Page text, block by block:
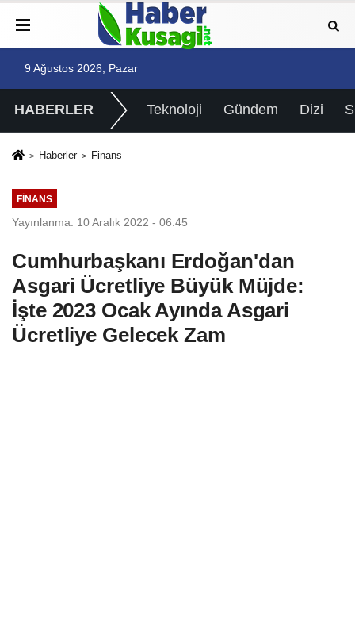
9 Ağustos 2026, Pazar
HABERLER Teknoloji Gündem Dizi
Haberler Finans
FINANS
Yayınlanma: 10 Aralık 2022 - 06:45
Cumhurbaşkanı Erdoğan'dan
Asgari Ücretliye Büyük Müjde:
İşte 2023 Ocak Ayında Asgari
Ücretliye Gelecek Zam